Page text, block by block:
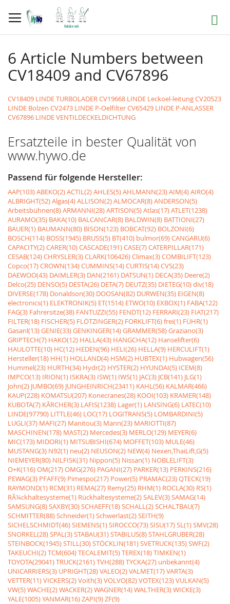
zum
Inhalt
Suche
6 Article Numbers between
CV18409 and CV67896
CV18409 LINDE TURBOLADERCV19668 LINDE Leckoel-leitungCV20523
LINDE Bolzen CV2473 LINDE P-OelfilterCV65429 LINDE P-ANLASSER
CV67896 LINDE VENTILDECKELDICHTUNG
Ersatzteile in bester Qualität von
www.hywo.de
Passend für folgende Hersteller:
AAP(103)ABEKO(2)ACTIL(2)AHLES(5)AHLMANN(23)AIM(4)AIRO(4)
ALBRIGHT(52)Algas(4)ALLISON(2)ALMOCAR(8)ANDERSON(5)
Arbeitsbühnen(8)ARMANNI(28)ARTISON(5)Atlas(17)ATLET(1238)
AURAMO(35) BAKA(10) BALCANCAR(8) BALDWIN(8) BATTIONI(27)
BAUER(1) BAUMANN(80) BISON(123) BOBCAT(92) BOLZONI(6)
BOSCH(114) BOSS(1945) BRUSS(5) BT(410) bulmor(69)CANGARU(6)
CAPACITY(2)CARER(10)CASCADE(191)CASE(7)CATERPILLAR(171)
CESAB(124)CHRYSLER(3)CLARK(106426)Climax(3)COMBILIFT(123)
Copco(17)CROWN(134)CUMMINS(14)CURTIS(14)CVS(23)
DAEWOO(43) DAIMLER(3) DAN(2161) DATSUN(1) DECA(35) Deere(2)
Delco(25) DENSO(5) DESTA(26) DETA(7) DEUTZ(35) DIETEG(10)div(18)
DIVERSE(178) Donaldson(30) DOOSAN(82) DURWEN(35) EIGEN(8)
electronics(1) ELEKTRONIK(5) ET(1514) ETWO(10) EXBOX(1) FABA(122)
FAG(3) Fahrersitze(38) FANTUZZI(55) FENDT(12) FERRARI(23) FIAT(217)
FILTER(18) FISCHER(5) FLÖTZINGER(2) FORKLIFT(6)frei(1) FÜHR(1)
Gasanl(13)GENIE(33)GENKINGER(14)GRAMMER(58)Graziano(3)
GRIPTECH(7) HAKO(12) HALLA(43) HANGCHA(12) Hanselifter(6)
HAULOTTE(10) HC(12) HEDEN(96) HELI(26) HELLA(9) HERCULIFT(1)
Hersteller(18) HH(1) HOLLAND(4) HSM(2) HUBTEX(1) Hubwagen(56)
Hummel(23) HURTH(34) Hydr(2) HYSTER(2) HYUNDAI(5) ICEM(8)
IMPCO(13) IRION(1) ISKRA(3) ISW(1) IWS(1) JAC(3) JCB(141) JLG(1)
John(2) JUMBO(69) JUNGHEINRICH(23411) KAHL(56) KALMAR(466)
KAUP(228) KOMATSU(207) Konecranes(28) KOOI(103) KRAMER(148)
KUBOTA(7) KÃRCHER(3) LAFIS(1238) Lager(1) LANSING(6) LATEC(10)
LINDE(97790) LITTLE(46) LOC(17) LOGITRANS(5) LOMBARDINI(5)
LUGLI(37) MAFI(27) Manitou(3) Mann(23) MARIOTTI(87)
MASCHINEN(178) MAST(2) Mercedes(3) MERLO(129) MEYER(6)
MIC(173) MIDORI(1) MITSUBISHI(674) MOFFET(103) MULE(46)
MUSTANG(3) N92(1) neu(2) NEUSON(2) NEW(4) Nexen,ThaiLift,G(5)
NIEMEYER(80) NILFISK(31) Nippon(5) Nissan(1) NOBLELIFT(3)
O+K(116)OM(217)OMG(276) PAGANI(27) PARKER(13) PERKINS(216)
PEWAG(3) PFAFF(9) Pimespo(217) Power(5) PRAMAC(23)QTECK(19)
RAYMOND(1) RCM(31) REMA(27) Remy(25) RHM(1) ROCLA(30) RS(1)
RÃ¼ckhaltesysteme(1) Rückhaltesysteme(2)SALEV(3)SAMAG(14)
SAMSUNG(8)SAXBY(30)SCHAEFF(18)SCHALL(2)SCHALTBAU(7)
SCHMITTER(88)Schneider(1)Schwerlast(2)SEITH(9)
SICHELSCHMIDT(46)SIEMENS(1)SIROCCO(73)SISU(17)SL(1)SMV(28)
SNORKEL(28)SPAL(3)STABAU(31)STABILUS(8)STAHLGRUBER(28)
STEINBOCK(1945)STILL(30)STÖCKLIN(181)SVETRUCK(135)SWF(2)
TAKEUCHI(2)TCM(604)TECALEMIT(5)TEREX(18)TIMKEN(1)
TOYOTA(29041)TRUCK(2161)TVH(288)TYCKA(27) unbekannt(4)
UNICARRIERS(3) UPRIGHT(28)VALEO(2)VALMET(17)VARTA(3)
VETTER(11)VICKERS(2)Voith(3)VOLVO(82)VOTEX(123)VULKAN(5)
VW(5)WACHE(2)WACKER(2)WAGNER(14)WALTHER(3)WICKE(3)
YALE(1005)YANMAR(16)ZAPI(9)ZF(9)